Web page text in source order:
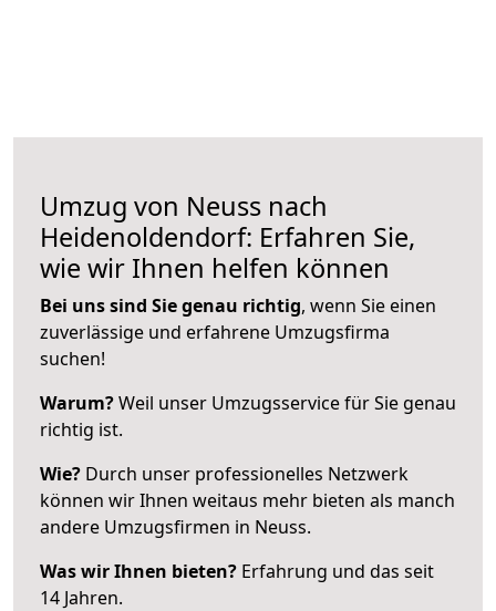
Umzug von Neuss nach
Heidenoldendorf: Erfahren Sie,
wie wir Ihnen helfen können
Bei uns sind Sie genau richtig, wenn Sie einen
zuverlässige und erfahrene Umzugsfirma
suchen!
Warum?Weil unser Umzugsservice für Sie genau
richtig ist.
Wie? Durch unser professionelles Netzwerk
können wir Ihnen weitaus mehr bieten als manch
andere Umzugsfirmen in Neuss.
Was wir Ihnen bieten? Erfahrung und das seit
14 Jahren.